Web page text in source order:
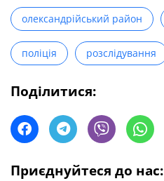
олександрійський район
поліція розслідування
Поділитися:
Приєднуйтеся до нас: